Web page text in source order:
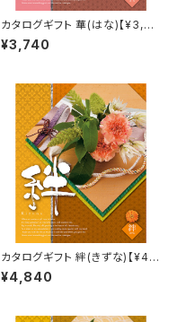
カタログギフト 華(はな)【¥3,40
0コース】Choice Collection
¥3,740
カタログギフト 絆(きずな)【¥4,4
00コース】Choice Collectio
n
¥4,840